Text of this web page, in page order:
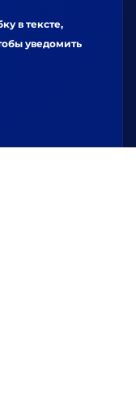
в тексте,
уведомить